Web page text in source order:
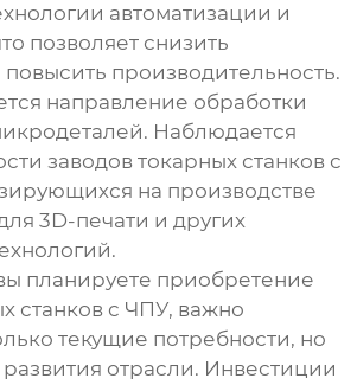
автоматизации и
позволяет снизить
повысить производительность.
направление обработки
Наблюдается
заводов токарных станков с
на производстве
3D-печати и других
планируете приобретение
станков с ЧПУ, важно
текущие потребности, но
отрасли. Инвестиции